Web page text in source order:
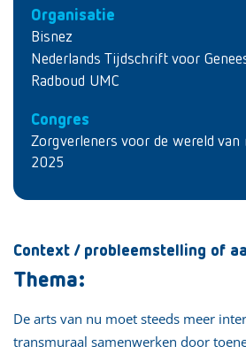
Organisatie
Bisnez
Nederlands Tijdschrift voor
Radboud UMC
Congres
Zorgverleners voor de wereld van
2025
Context / probleemstelling of
Thema:
De arts van nu moet steeds meer
transmuraal samenwerken door